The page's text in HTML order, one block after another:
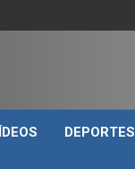
DEPORTES